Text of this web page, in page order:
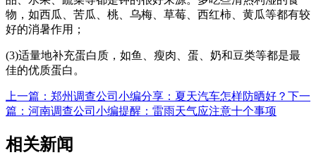
物，如西瓜、苦瓜、桃、乌梅、草莓、西红柿、黄瓜等都有较
好的消暑作用；
(3)适量地补充蛋白质，如鱼、瘦肉、蛋、奶和豆类等都是最
佳的优质蛋白。
上一篇：郑州调查公司小编分享：夏天汽车怎样防晒好？ 下一
篇：河南调查公司小编提醒：雷雨天气应注意十个事项
相关新闻